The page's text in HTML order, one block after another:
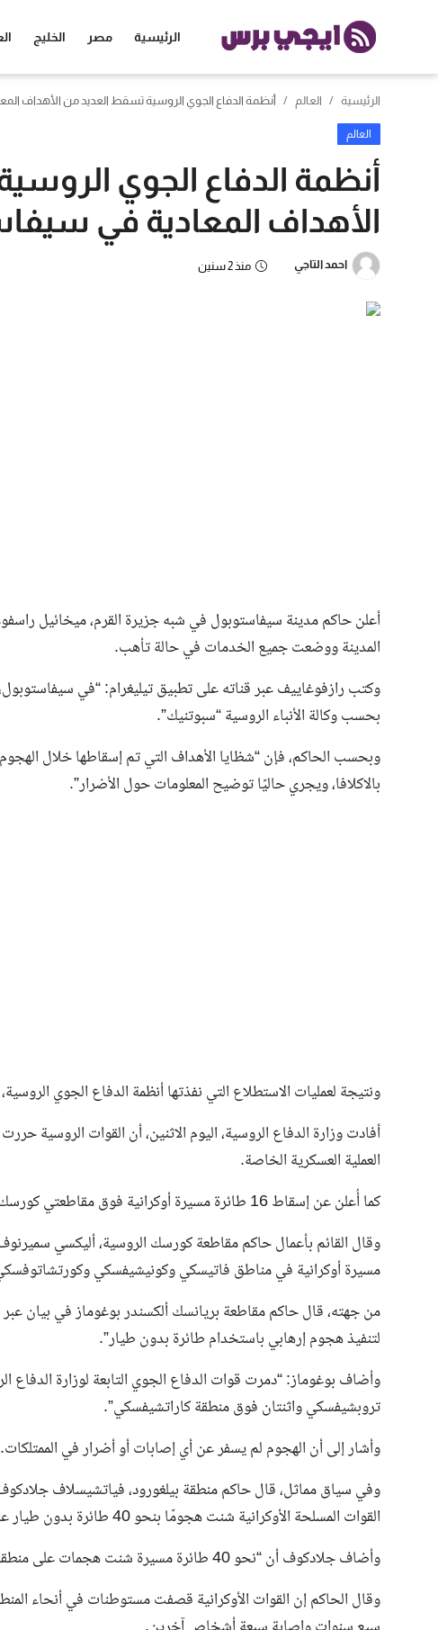
الرئيسية مصر الخليج
الرئيسية العالم أنظمة الدفاع الجوي الروسية تسقط العديد من الأهداف
العالم
أنظمة الدفاع الجوي
الأهداف المعادية في
احمد التاجي منذ 2 سنين
أعلن حاكم مدينة سيفاستوبول في شبه جزيرة القرم، ميخائيل
المدينة ووضعت جميع الخدمات في حالة تأهب.
وكتب رازفوغاييف عبر قناته على تطبيق تيليغرام: “في
بحسب وكالة الأنباء الروسية “سبوتنيك”.
وبحسب الحاكم، فإن “شظايا الأهداف التي تم إسقاطها خلال
بالاكلافا، ويجري حاليًا توضيح المعلومات حول الأضرار”.
ونتيجة لعمليات الاستطلاع التي نفذتها أنظمة الدفاع الجوي
أفادت وزارة الدفاع الروسية، اليوم الاثنين، أن القوات الروسية
العملية العسكرية الخاصة.
كما أُعلن عن إسقاط 16 طائرة مسيرة أوكرانية فوق مقاطعتي كورسك وبريانسك، دون وقوع أي إصابات أو أضرار في الممتلكات.
وقال القائم بأعمال حاكم مقاطعة كورسك الروسية، أليكسي
مسيرة أوكرانية في مناطق فاتيسكي وكونيشيفسكي
من جهته، قال حاكم مقاطعة بريانسك ألكسندر بوغوماز في بيان
لتنفيذ هجوم إرهابي باستخدام طائرة بدون طيار”.
وأضاف بوغوماز: “دمرت قوات الدفاع الجوي التابعة لوزارة
تروبشيفسكي واثنتان فوق منطقة كاراتشيفسكي”.
وأشار إلى أن الهجوم لم يسفر عن أي إصابات أو أضرار في الممتلكات.
وفي سياق مماثل، قال حاكم منطقة بيلغورود، فياتشيسلاف
القوات المسلحة الأوكرانية شنت هجومًا بنحو 40 طائرة بدون طيار على منطقة بيلغورود الحدودية خلال الـ 24 الماضية. ساعات.
وأضاف جلادكوف أن “نحو 40 طائرة مسيرة شنت هجمات على منطقة بيلغورود”، حسبما ذكرت وكالة الأنباء الروسية تاس.